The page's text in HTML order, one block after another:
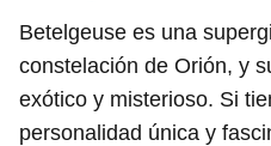
Betelgeuse es una
constelación de Orión, y
exótico y misterioso. Si
personalidad única y